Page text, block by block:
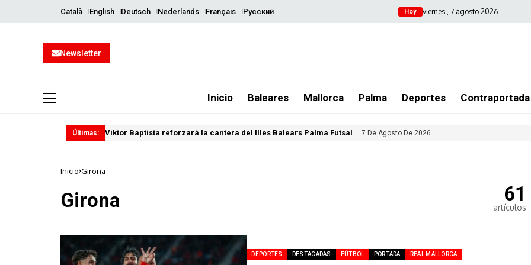
Català English Deutsch Nederlands Français Русский Hoy viernes , 7 agosto 2026
Newsletter
Inicio Baleares Mallorca Palma Deportes Contraportada
Últimas: Viktor Baptista reforzará la cantera del Illes Balears Palma Futsal 7 De Agosto De 2026
Inicio Girona
Girona 61
artículos
DEPORTES DESTACADAS FÚTBOL PORTADA REAL MALLORCA